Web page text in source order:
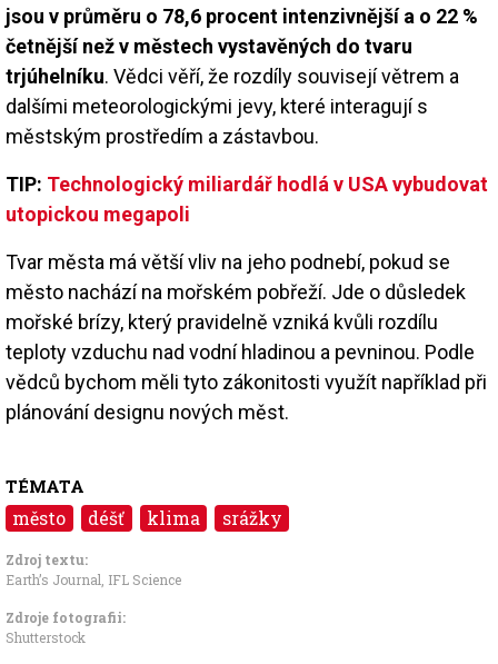
jsou v průměru o 78,6 procent intenzivnější a o 22 %
četnější než v městech vystavěných do tvaru
trjúhelníku. Vědci věří, že rozdíly souvisejí větrem a
dalšími meteorologickými jevy, které interagují s
městským prostředím a zástavbou.
TIP: Technologický miliardář hodlá v USA vybudovat
utopickou megapoli
Tvar města má větší vliv na jeho podnebí, pokud se
město nachází na mořském pobřeží. Jde o důsledek
mořské brízy, který pravidelně vzniká kvůli rozdílu
teploty vzduchu nad vodní hladinou a pevninou. Podle
vědců bychom měli tyto zákonitosti využít například při
plánování designu nových měst.
TÉMATA
město déšť klima srážky
Zdroj textu:
Earth’s Journal IFL Science
Zdroje fotografii:
Shutterstock